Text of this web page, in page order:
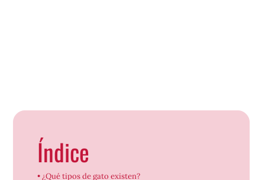
Índice
¿Qué tipos de gato existen?